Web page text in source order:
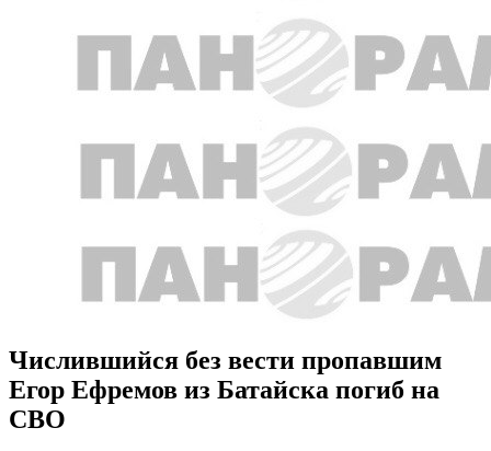
Числившийся без вести пропавшим
Егор Ефремов из Батайска погиб на
СВО